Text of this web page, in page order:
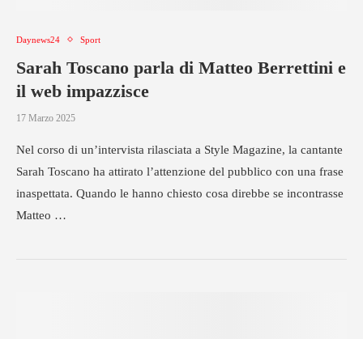
Daynews24 Sport
Sarah Toscano parla di Matteo Berrettini e
il web impazzisce
17 Marzo 2025
Nel corso di un’intervista rilasciata a Style Magazine, la cantante
Sarah Toscano ha attirato l’attenzione del pubblico con una frase
inaspettata. Quando le hanno chiesto cosa direbbe se incontrasse
Matteo …